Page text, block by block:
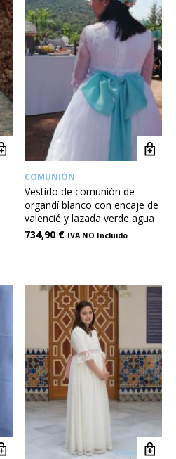
COMUNIÓN
Vestido de comunión de
organdí blanco con encaje de
valencié y lazada verde agua
734,90 € IVA NO Incluido